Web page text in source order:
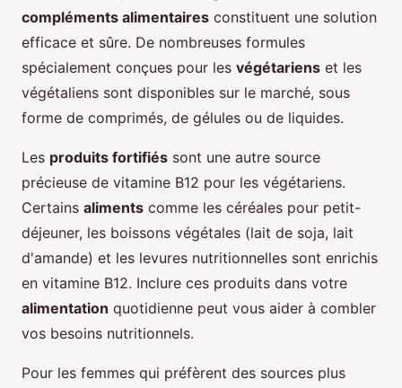
compléments alimentaires constituent une solution
efficace et sûre. De nombreuses formules
spécialement conçues pour les végétariens et les
végétaliens sont disponibles sur le marché, sous
forme de comprimés, de gélules ou de liquides.
Les produits fortifiés sont une autre source
précieuse de vitamine B12 pour les végétariens.
Certains aliments comme les céréales pour petit-
déjeuner, les boissons végétales (lait de soja, lait
d'amande) et les levures nutritionnelles sont enrichis
en vitamine B12. Inclure ces produits dans votre
alimentation quotidienne peut vous aider à combler
vos besoins nutritionnels.
Pour les femmes qui préfèrent des sources plus